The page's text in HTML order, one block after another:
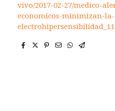
vivo/2017-02-27/medico-
economicos-minimizan-la-